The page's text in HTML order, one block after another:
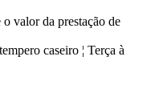
valor da prestação de
caseiro ¦ Terça à